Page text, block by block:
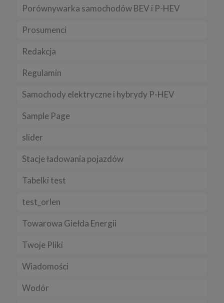
Porównywarka samochodów BEV i P-HEV
Prosumenci
Redakcja
Regulamin
Samochody elektryczne i hybrydy P-HEV
Sample Page
slider
Stacje ładowania pojazdów
Tabelki test
test_orlen
Towarowa Giełda Energii
Twoje Pliki
Wiadomości
Wodór